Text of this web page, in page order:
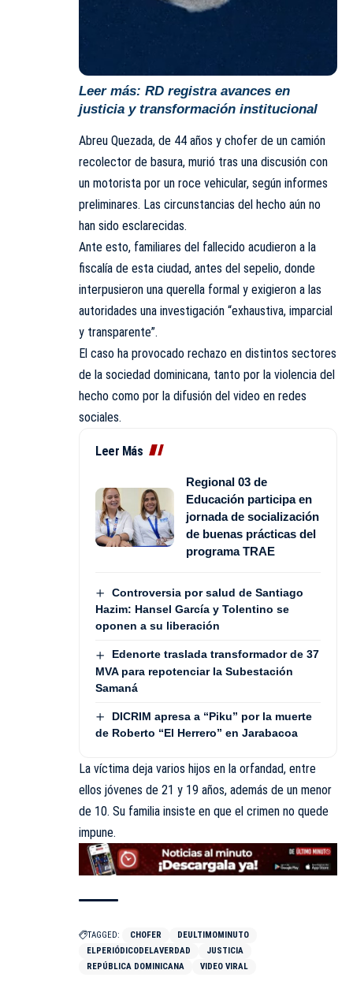
Leer más: RD registra avances en
justicia y transformación institucional
Abreu Quezada, de 44 años y chofer de un camión
recolector de basura, murió tras una discusión con
un motorista por un roce vehicular, según informes
preliminares. Las circunstancias del hecho aún no
han sido esclarecidas.
Ante esto, familiares del fallecido acudieron a la
fiscalía de esta ciudad, antes del sepelio, donde
interpusieron una querella formal y exigieron a las
autoridades una investigación “exhaustiva, imparcial
y transparente”.
El caso ha provocado rechazo en distintos sectores
de la sociedad dominicana, tanto por la violencia del
hecho como por la difusión del video en redes
sociales.
Leer Más
Regional 03 de
Educación participa en
jornada de socialización
de buenas prácticas del
programa TRAE
Controversia por salud de Santiago
Hazim: Hansel García y Tolentino se
oponen a su liberación
Edenorte traslada transformador de 37
MVA para repotenciar la Subestación
Samaná
DICRIM apresa a “Piku” por la muerte
de Roberto “El Herrero” en Jarabacoa
La víctima deja varios hijos en la orfandad, entre
ellos jóvenes de 21 y 19 años, además de un menor
de 10. Su familia insiste en que el crimen no quede
impune.
TAGGED: CHOFER
DEULTIMOMINUTO
ELPERIÓDICODELAVERDAD
JUSTICIA
REPÚBLICA DOMINICANA
VIDEO VIRAL